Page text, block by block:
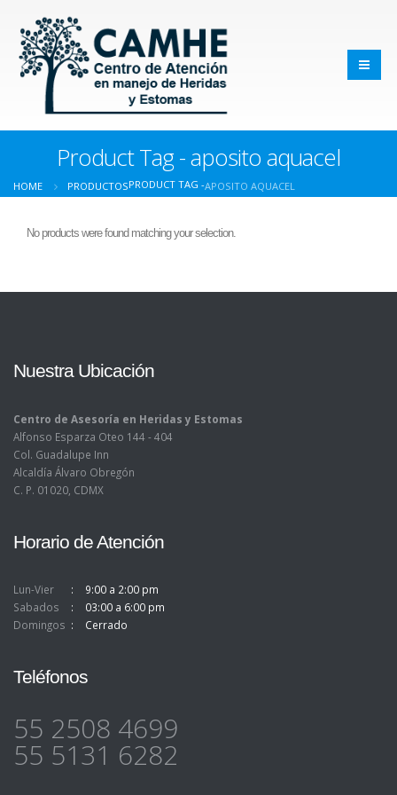
Product Tag - aposito aquacel
HOME PRODUCTOSPRODUCT TAG -APOSITO AQUACEL
No products were found matching your selection.
Nuestra Ubicación
Centro de Asesoría en Heridas y Estomas
Alfonso Esparza Oteo 144 - 404
Col. Guadalupe Inn
Alcaldía Álvaro Obregón
C. P. 01020, CDMX
Horario de Atención
Lun-Vier
9:00 a 2:00 pm
Sabados
03:00 a 6:00 pm
Domingos
Cerrado
Teléfonos
55 2508 4699
55 5131 6282